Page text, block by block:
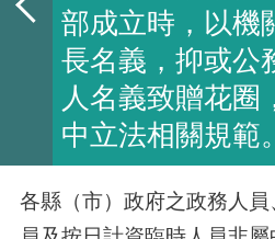
部成立時，以機
長名義，抑或公
人名義致贈花圈
中立法相關規範。
各縣（市）政府之政務人